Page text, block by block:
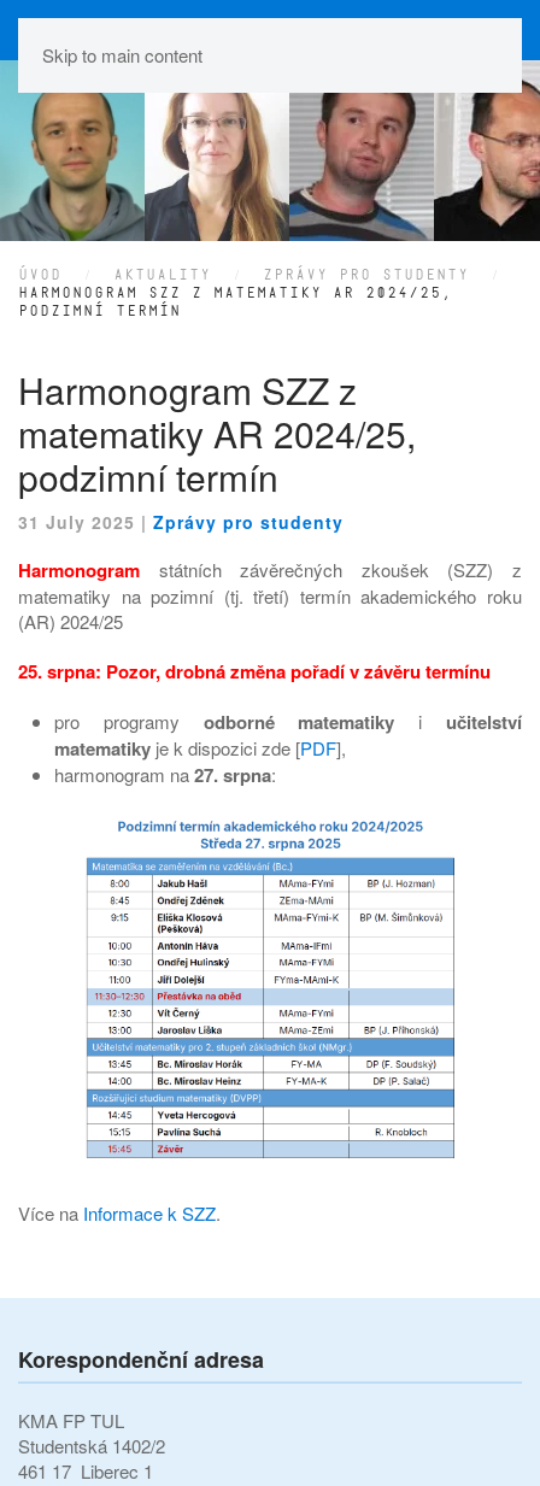
Skip to main content
ÚVOD AKTUALITY
ZPRÁVY PRO STUDENTY
HARMONOGRAM SZZ Z MATEMATIKY AR 2024/25,
PODZIMNÍ TERMÍN
Harmonogram SZZ z
matematiky AR 2024/25,
podzimní termín
31 July 2025 | Zprávy pro studenty
Harmonogram státních závěrečných zkoušek (SZZ) z
matematiky na pozimní (tj. třetí) termín akademického roku
(AR) 2024/25
25. srpna: Pozor, drobná změna pořadí v závěru termínu
pro programy odborné matematiky i učitelství
matematiky je k dispozici zde [PDF],
harmonogram na27. srpna:
Více na Informace k SZZ.
Korespondenční adresa
KMA FP TUL
Studentská 1402/2
461 17 Liberec 1